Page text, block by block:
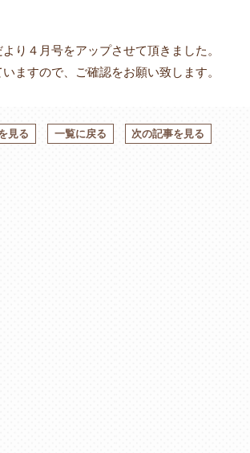
り４月号をアップさせて頂きました。
ますので、ご確認をお願い致します。
見る 一覧に戻る 次の記事を見る